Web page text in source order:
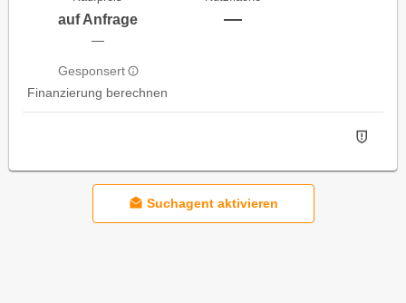
auf Anfrage
—
Gesponsert
Finanzierung berechnen
—
Suchagent aktivieren